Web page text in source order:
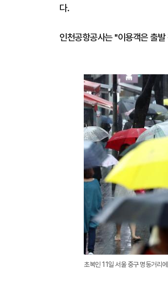
다.
인천공항공사는 "이용객은 출
초복인 11일 서울 중구 명동거리